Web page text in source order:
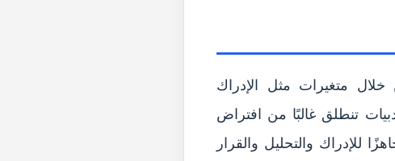
متغيرات مثل الإدراك
تنطلق غالبًا من افتراض
والتحليل والقرار